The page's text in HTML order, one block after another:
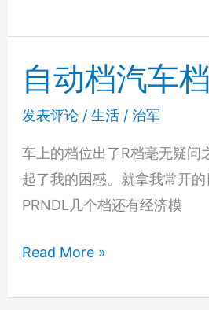
关
帝
自动档汽车
发表评论 / 生活/ 治军
车上的档位出了R档毫无疑问
起了我的困惑。就拿我常开
PRNDL几个档还有经济模
自
档
Read More »